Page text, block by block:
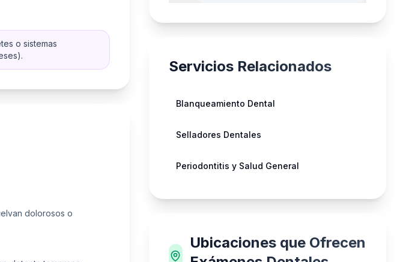
o sistemas
dolorosos o
Servicios Relacionados
Blanqueamiento Dental
Selladores Dentales
Periodontitis y Salud General
Ubicaciones que Ofrecen